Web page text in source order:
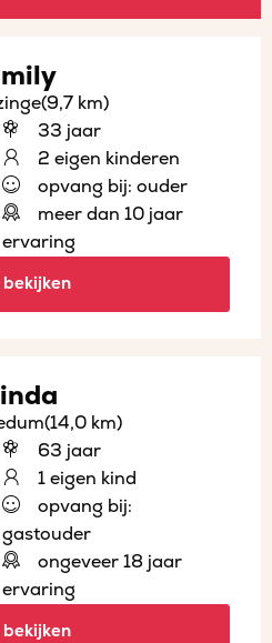
(9,7 km)
33 jaar
2 eigen kinderen
opvang bij: ouder
meer dan 10 jaar
ervaring
bekijken
(14,0 km)
63 jaar
1 eigen kind
opvang bij:
gastouder
ongeveer 18 jaar
ervaring
bekijken